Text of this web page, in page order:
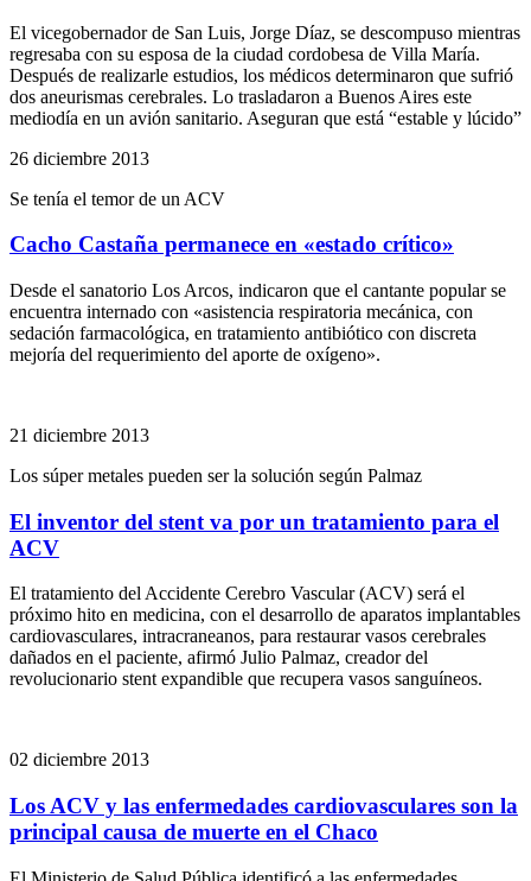
El vicegobernador de San Luis, Jorge Díaz, se descompuso mientras
regresaba con su esposa de la ciudad cordobesa de Villa María.
Después de realizarle estudios, los médicos determinaron que sufrió
dos aneurismas cerebrales. Lo trasladaron a Buenos Aires este
mediodía en un avión sanitario. Aseguran que está “estable y lúcido”
26 diciembre 2013
Se tenía el temor de un ACV
Cacho Castaña permanece en «estado crítico»
Desde el sanatorio Los Arcos, indicaron que el cantante popular se
encuentra internado con «asistencia respiratoria mecánica, con
sedación farmacológica, en tratamiento antibiótico con discreta
mejoría del requerimiento del aporte de oxígeno».
21 diciembre 2013
Los súper metales pueden ser la solución según Palmaz
El inventor del stent va por un tratamiento para el
ACV
El tratamiento del Accidente Cerebro Vascular (ACV) será el
próximo hito en medicina, con el desarrollo de aparatos implantables
cardiovasculares, intracraneanos, para restaurar vasos cerebrales
dañados en el paciente, afirmó Julio Palmaz, creador del
revolucionario stent expandible que recupera vasos sanguíneos.
02 diciembre 2013
Los ACV y las enfermedades cardiovasculares son la
principal causa de muerte en el Chaco